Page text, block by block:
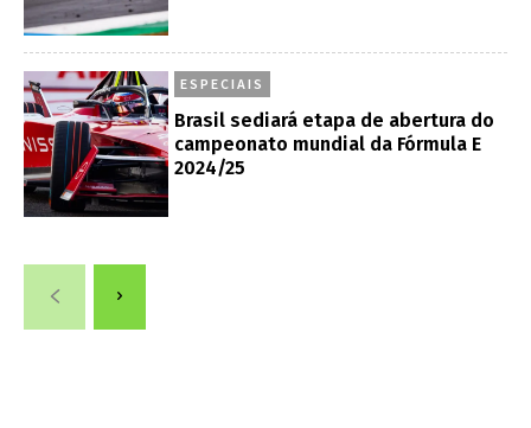
ESPECIAIS
Brasil sediará etapa de abertura do
campeonato mundial da Fórmula E
2024/25